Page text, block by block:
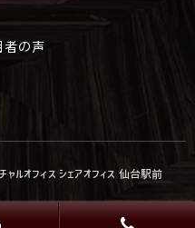
者の声
ャルオフィス シェアオフィス 仙台駅前